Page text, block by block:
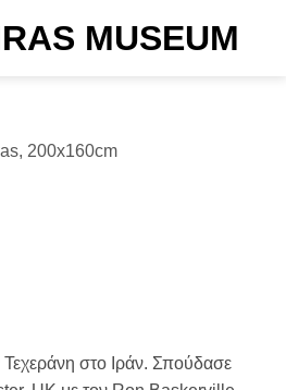
200x160cm
στο Ιράν. Σπούδασε